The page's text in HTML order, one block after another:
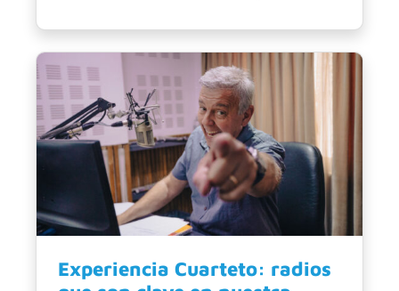
Experiencia Cuarteto: radios